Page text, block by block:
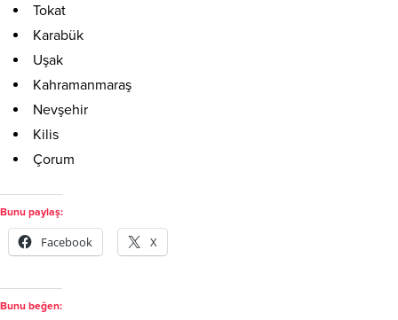
Tokat
Karabük
Uşak
Kahramanmaraş
Nevşehir
Kilis
Çorum
Bunu paylaş:
Facebook X
Bunu beğen: